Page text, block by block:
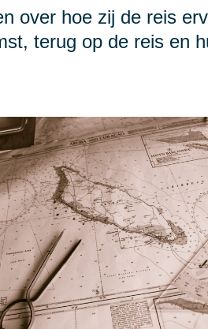
over hoe zij de reis
terug op de reis en